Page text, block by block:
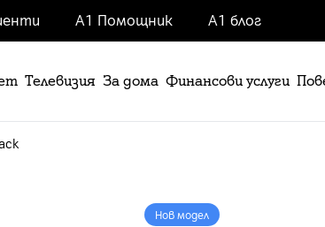
А1 Помощник А1 блог
Телевизия За дома Финансови услуги
Нов модел